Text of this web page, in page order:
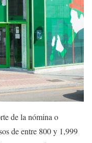
de la nómina o
de entre 800 y 1,999